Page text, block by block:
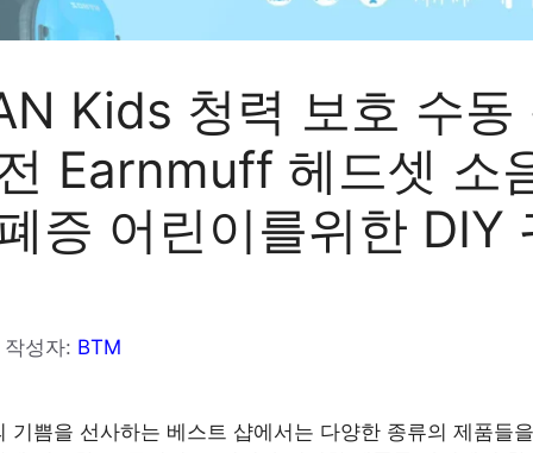
Kids 청력 보호 수동
Earnmuff 헤드셋 소
증 어린이를위한 DIY
작성자: BTM
기쁨을 선사하는 베스트 샵에서는 다양한 종류의 제품들